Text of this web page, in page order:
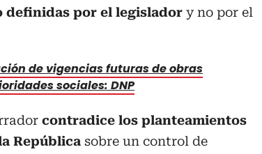
definidas por el legislador y no por el
de vigencias futuras de obras
sociales: DNP
contradice los planteamientos
República sobre un control de